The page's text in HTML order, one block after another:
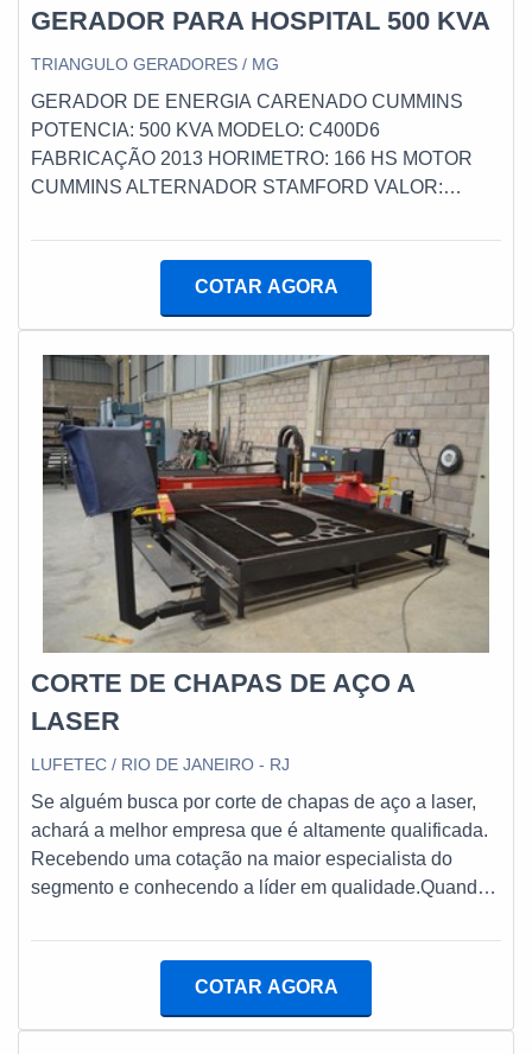
GERADOR PARA HOSPITAL 500 KVA
TRIANGULO GERADORES / MG
GERADOR DE ENERGIA CARENADO CUMMINS
POTENCIA: 500 KVA MODELO: C400D6
FABRICAÇÃO 2013 HORIMETRO: 166 HS MOTOR
CUMMINS ALTERNADOR STAMFORD VALOR:
funcionamento com Garantia
COTAR AGORA
CORTE DE CHAPAS DE AÇO A
LASER
LUFETEC / RIO DE JANEIRO - RJ
Se alguém busca por corte de chapas de aço a laser,
achará a melhor empresa que é altamente qualificada.
Recebendo uma cotação na maior especialista do
segmento e conhecendo a líder em qualidade.Quando
melhor mão de obra da Lufetec Engenharia & Energia o
SOBRE CORTE DE CHAPAS DE AÇO A LASERA
COTAR AGORA